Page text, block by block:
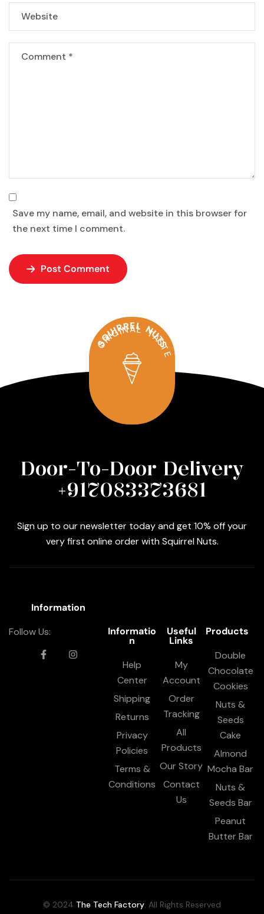
Save my name, email, and website in this browser for
the next time I comment.
Post Comment
SQUIRREL NUTS
ORIGINAL TASTE
Door-To-Door Delivery
+917083373681
Sign up to our newsletter today and get 10% off your
very first online order with Squirrel Nuts.
Information
Follow Us:
Informatio
n
Help
Center
Shipping
Returns
Privacy
Policies
Terms &
Conditions
Useful
Links
My
Account
Order
Tracking
All
Products
Our Story
Contact
Us
Products
Double
Chocolate
Cookies
Nuts &
Seeds
Cake
Almond
Mocha Bar
Nuts &
Seeds Bar
Peanut
Butter Bar
© 2024 The Tech Factory. All Rights Reserved